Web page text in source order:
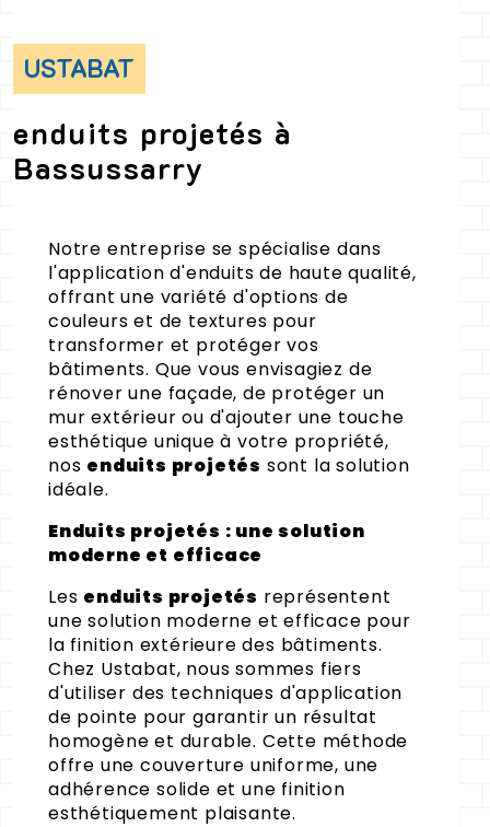
USTABAT
enduits projetés à
Bassussarry
Notre entreprise se spécialise dans
l'application d'enduits de haute qualité,
offrant une variété d'options de
couleurs et de textures pour
transformer et protéger vos
bâtiments. Que vous envisagiez de
rénover une façade, de protéger un
mur extérieur ou d'ajouter une touche
esthétique unique à votre propriété,
nos enduits projetés sont la solution
idéale.
Enduits projetés : une solution
moderne et efficace
Les enduits projetés représentent
une solution moderne et efficace pour
la finition extérieure des bâtiments.
Chez Ustabat, nous sommes fiers
d'utiliser des techniques d'application
de pointe pour garantir un résultat
homogène et durable. Cette méthode
offre une couverture uniforme, une
adhérence solide et une finition
esthétiquement plaisante.